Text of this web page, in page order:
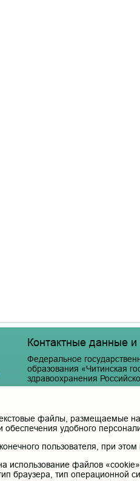
Контактные данные
Федеральное
образования «Читинская
здравоохранения
Телефон приёмной ректора:
8 (3022) 35-43-24
Электронная почта:
pochta@chitgma.ru
Официальная группа
файлы, размещаемые на
удобного
пользователя, при этом
использование файлов
тип операционной